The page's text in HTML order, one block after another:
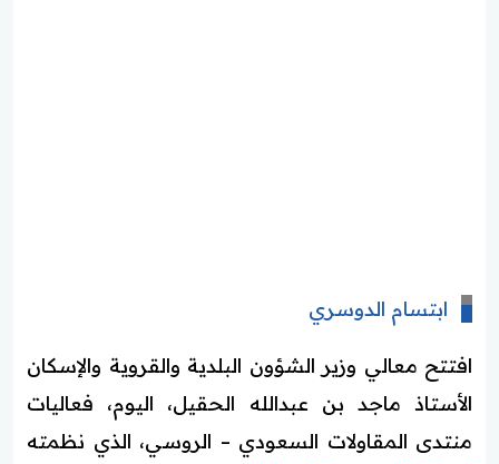
ابتسام الدوسري
افتتح معالي وزير الشؤون البلدية والقروية والإسكان
الأستاذ ماجد بن عبدالله الحقيل، اليوم، فعاليات
منتدى المقاولات السعودي – الروسي، الذي نظمته